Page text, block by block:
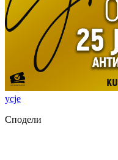
усје
Сподели